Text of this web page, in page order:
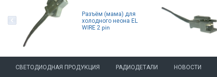
Разъём (мама) для
холодного неона EL
WIRE 2 pin
СВЕТОДИОДНАЯ ПРОДУКЦИЯ РАДИОДЕТАЛИ НОВОСТИ